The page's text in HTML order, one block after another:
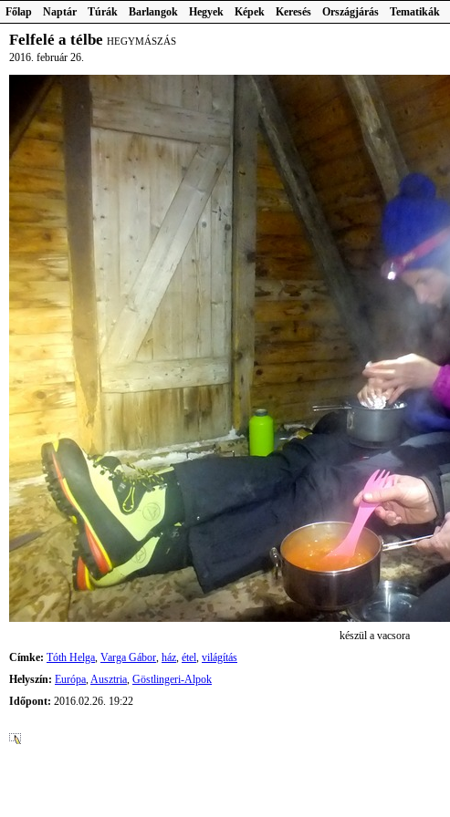
Főlap Naptár Túrák Barlangok Hegyek Képek Keresés Országjárás Tematikák
Felfelé a télbe HEGYMÁSZÁS
2016. február 26.
készül a vacsora
Címke: Tóth Helga, Varga Gábor, ház, étel, világítás
Helyszín: Európa,Ausztria, Göstlingeri-Alpok
Időpont: 2016.02.26. 19:22